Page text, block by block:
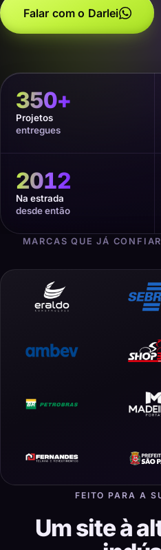
Falar com o Darlei
350+
Projetos
entregues
2012
Na estrada
desde então
MARCAS QUE JÁ
FEITO PARA A
Um site à